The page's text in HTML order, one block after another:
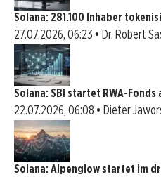
Solana: 281.100 Inhaber
27.07.2026, 06:23 • Dr. Robert
Solana: SBI startet RWA-Fonds
22.07.2026, 06:08 • Dieter
Solana: Alpenglow startet im